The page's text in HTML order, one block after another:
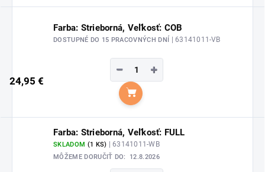
Farba: Strieborná, Veľkosť: COB
DOSTUPNÉ DO 15 PRACOVNÝCH DNÍ | 63141011-VB
24,95 €
+
−
Do košíka
Farba: Strieborná, Veľkosť: FULL
SKLADOM (1 KS) | 63141011-WB
MÔŽEME DORUČIŤ DO: 12.8.2026